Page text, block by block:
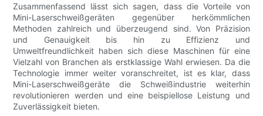
Zusammenfassend lässt sich sagen, dass die Vorteile von
Mini-Laserschweißgeräten gegenüber herkömmlichen
Methoden zahlreich und überzeugend sind. Von Präzision
und Genauigkeit bis hin zu Effizienz und
Umweltfreundlichkeit haben sich diese Maschinen für eine
Vielzahl von Branchen als erstklassige Wahl erwiesen. Da die
Technologie immer weiter voranschreitet, ist es klar, dass
Mini-Laserschweißgeräte die Schweißindustrie weiterhin
revolutionieren werden und eine beispiellose Leistung und
Zuverlässigkeit bieten.